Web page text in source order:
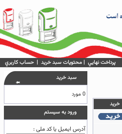
پرداخت نهايي | محتويات سبد خريد |حساب كاربري
خريد
سبد خريد
0 مورد
ورود به سيستم
آدرس ایمیل یا کد ملی :